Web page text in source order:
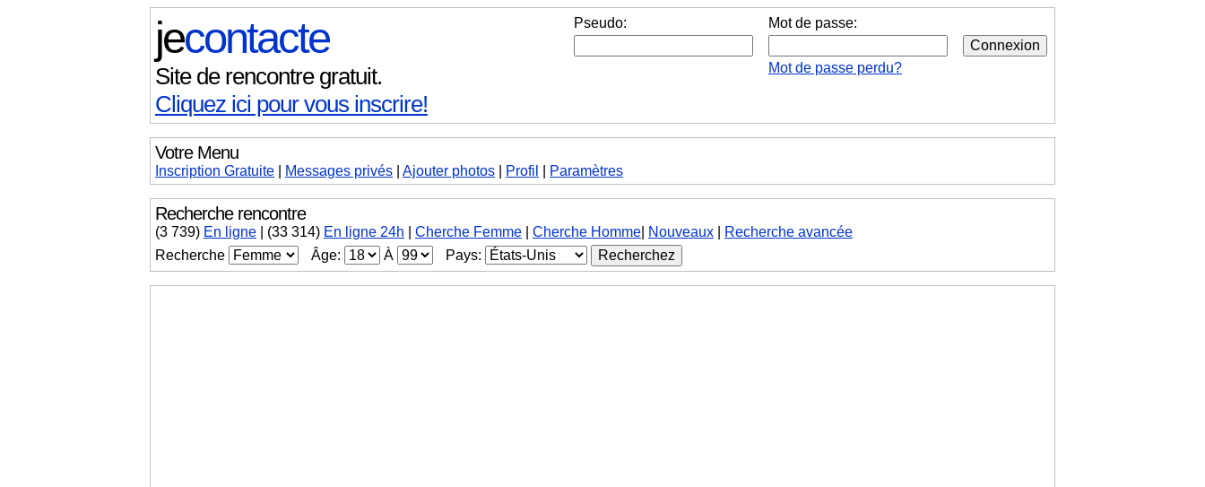
Pseudo: Mot de passe:
Mot de passe perdu?
jecontacte
Site de rencontre gratuit.
Cliquez ici pour vous inscrire!
Votre Menu
Inscription Gratuite Messages privés Ajouter photos Profil Paramètres
Recherche rencontre
(3 739) En ligne (33 314) En ligne 24h Cherche Femme Cherche Homme Nouveaux
Recherche avancée
Recherche
Âge: À Pays: